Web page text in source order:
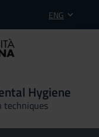
ENG
Hygiene
techniques